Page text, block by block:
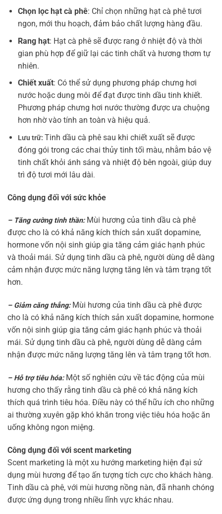
Chọn lọc hạt cà phê: Chỉ chọn những hạt cà phê tươi
ngon, mới thu hoạch, đảm bảo chất lượng hàng đầu.
Rang hạt: Hạt cà phê sẽ được rang ở nhiệt độ và thời
gian phù hợp để giữ lại các tinh chất và hương thơm tự
nhiên.
Chiết xuất: Có thể sử dụng phương pháp chưng hơi
nước hoặc dung môi để đạt được tinh dầu tinh khiết.
Phương pháp chưng hơi nước thường được ưa chuộng
hơn nhờ vào tính an toàn và hiệu quả.
Lưu trữ: Tinh dầu cà phê sau khi chiết xuất sẽ được
đóng gói trong các chai thủy tinh tối màu, nhằm bảo vệ
tinh chất khỏi ánh sáng và nhiệt độ bên ngoài, giúp duy
trì độ tươi mới lâu dài.
Công dụng đối với sức khỏe
– Tăng cường tinh thần: Mùi hương của tinh dầu cà phê
được cho là có khả năng kích thích sản xuất dopamine,
hormone vốn nội sinh giúp gia tăng cảm giác hạnh phúc
và thoải mái. Sử dụng tinh dầu cà phê, người dùng dễ dàng
cảm nhận được mức năng lượng tăng lên và tâm trạng tốt
hơn.
– Giảm căng thẳng: Mùi hương của tinh dầu cà phê được
cho là có khả năng kích thích sản xuất dopamine, hormone
vốn nội sinh giúp gia tăng cảm giác hạnh phúc và thoải
mái. Sử dụng tinh dầu cà phê, người dùng dễ dàng cảm
nhận được mức năng lượng tăng lên và tâm trạng tốt hơn.
– Hỗ trợ tiêu hóa: Một số nghiên cứu về tác động của mùi
hương cho thấy rằng tinh dầu cà phê có khả năng kích
thích quá trình tiêu hóa. Điều này có thể hữu ích cho những
ai thường xuyên gặp khó khăn trong việc tiêu hóa hoặc ăn
uống không ngon miệng.
Công dụng đối với scent marketing
Scent marketing là một xu hướng marketing hiện đại sử
dụng mùi hương để tạo ấn tượng tích cực cho khách hàng.
Tinh dầu cà phê, với mùi hương nồng nàn, đã nhanh chóng
được ứng dụng trong nhiều lĩnh vực khác nhau.